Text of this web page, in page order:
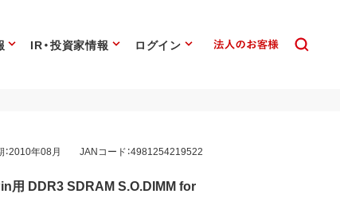
IR・投資家情報 ログイン
2010年08月 JANコード：4981254219522
用 DDR3 SDRAM S.O.DIMM for